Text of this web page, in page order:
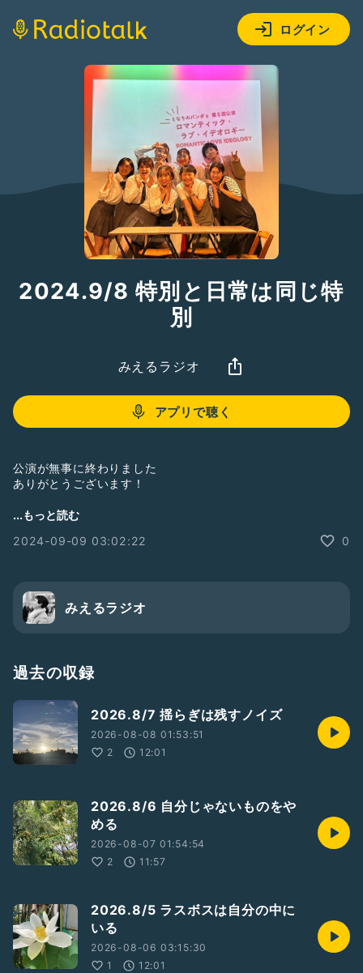
ログイン
2024.9/8 特別と日常は同じ特
別
みえるラジオ
アプリで聴く
公演が無事に終わりました
ありがとうございます！
演劇は私にとって
そしてまた
いわゆる日常も特別なんだと
---
公式LINE
https://lin.ee/WNqRcFQ
#演劇
#俳優
...もっと読む
2024-09-09 03:02:22
0
みえるラジオ
過去の収録
2026.8/7 揺らぎは残すノイズ
2026-08-08 01:53:51
2
12:01
2026.8/6 自分じゃないものをや
める
2026-08-07 01:54:54
2
11:57
2026.8/5 ラスボスは自分の中に
いる
2026-08-06 03:15:30
1
12:01